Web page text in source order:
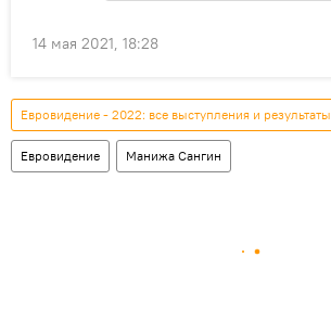
14 мая 2021, 18:28
Евровидение - 2022: все выступления и результаты
Евровидение Манижа Сангин